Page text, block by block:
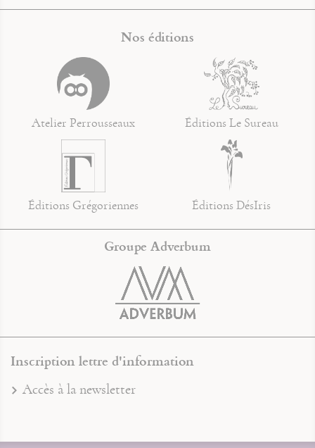
Nos éditions
Atelier Perrousseaux Éditions Le Sureau
Éditions Grégoriennes Éditions DésIris
Groupe Adverbum
Inscription lettre d'information
Accès à la newsletter